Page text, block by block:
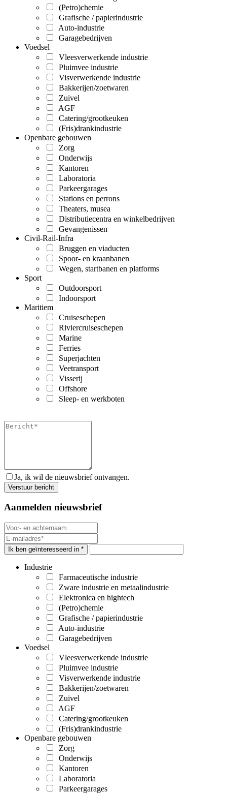
(Petro)chemie
Grafische / papierindustrie
Auto-industrie
Garagebedrijven
Voedsel
Vleesverwerkende industrie
Pluimvee industrie
Visverwerkende industrie
Bakkerijen/zoetwaren
Zuivel
AGF
Catering/grootkeuken
(Fris)drankindustrie
Openbare gebouwen
Zorg
Onderwijs
Kantoren
Laboratoria
Parkeergarages
Stations en perrons
Theaters, musea
Distributiecentra en winkelbedrijven
Gevangenissen
Civil-Rail-Infra
Bruggen en viaducten
Spoor- en kraanbanen
Wegen, startbanen en platforms
Sport
Outdoorsport
Indoorsport
Maritiem
Cruiseschepen
Riviercruiseschepen
Marine
Ferries
Superjachten
Veetransport
Visserij
Offshore
Sleep- en werkboten
Ja, ik wil de nieuwsbrief ontvangen.
Aanmelden nieuwsbrief
Ik ben geïnteresseerd in *
Industrie
Farmaceutische industrie
Zware industrie en metaalindustrie
Elektronica en hightech
(Petro)chemie
Grafische / papierindustrie
Auto-industrie
Garagebedrijven
Voedsel
Vleesverwerkende industrie
Pluimvee industrie
Visverwerkende industrie
Bakkerijen/zoetwaren
Zuivel
AGF
Catering/grootkeuken
(Fris)drankindustrie
Openbare gebouwen
Zorg
Onderwijs
Kantoren
Laboratoria
Parkeergarages